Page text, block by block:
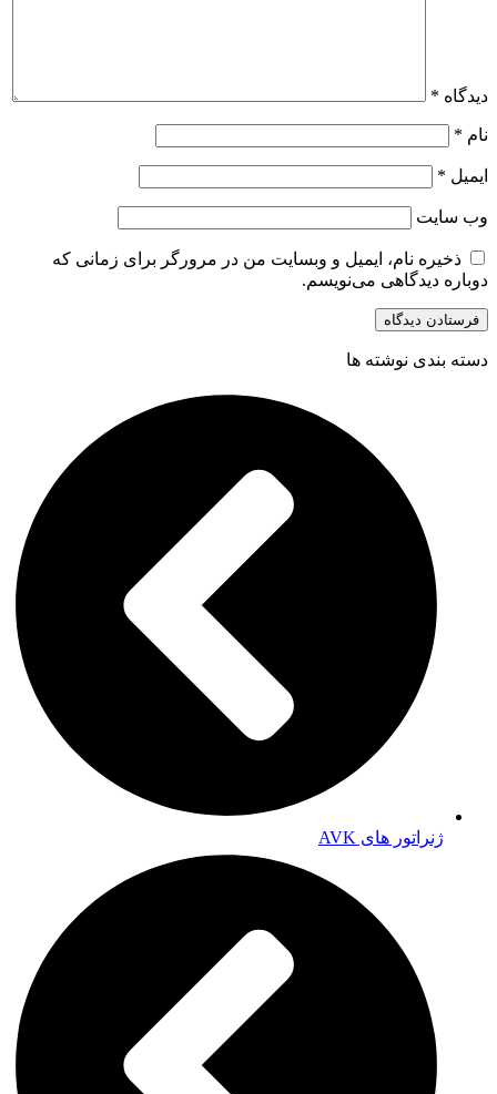
دیدگاه *
نام *
ایمیل *
وب‌ سایت
ذخیره نام، ایمیل و وبسایت من در مرورگر برای زمانی که
دوباره دیدگاهی می‌نویسم.
دسته بندی نوشته ها
ژنراتور های AVK